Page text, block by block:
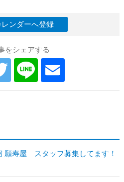
レンダーへ登録
をシェアする
願寿屋 スタッフ募集してます！